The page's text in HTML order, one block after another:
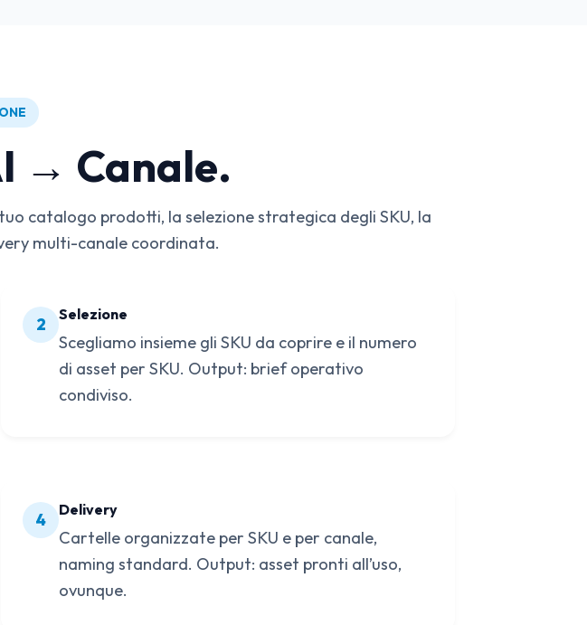
→ Canale.
catalogo prodotti, la selezione strategica degli SKU, la
multi-canale coordinata.
2 Selezione
Scegliamo insieme gli SKU da coprire e il numero
di asset per SKU. Output: brief operativo
condiviso.
4 Delivery
Cartelle organizzate per SKU e per canale,
naming standard. Output: asset pronti all’uso,
ovunque.